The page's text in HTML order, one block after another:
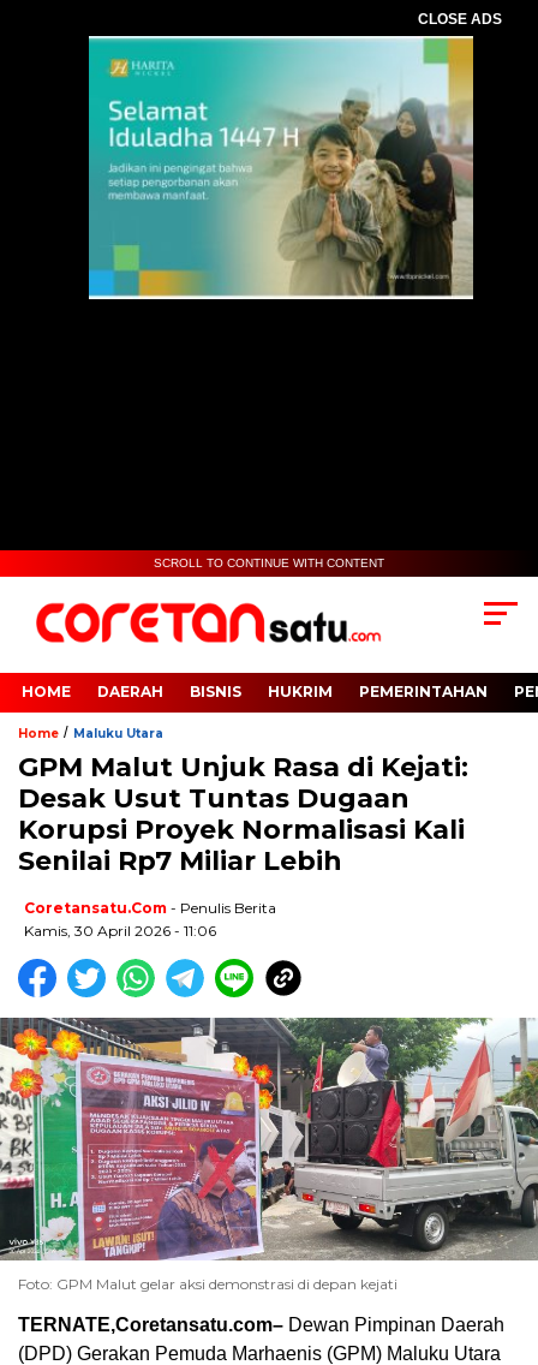
CLOSE ADS
SCROLL TO CONTINUE WITH CONTENT
HOME DAERAH BISNIS HUKRIM PEMERINTAHAN
Home / Maluku Utara
GPM Malut Unjuk Rasa di Kejati:
Desak Usut Tuntas Dugaan
Korupsi Proyek Normalisasi Kali
Senilai Rp7 Miliar Lebih
Coretansatu.com - Penulis Berita
Kamis, 30 April 2026 - 11:06
Foto: GPM Malut gelar aksi demonstrasi di depan kejati
TERNATE,Coretansatu.com– Dewan Pimpinan Daerah
(DPD) Gerakan Pemuda Marhaenis (GPM) Maluku Utara